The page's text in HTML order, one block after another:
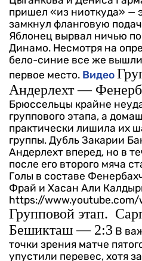
пришел «из ниоткуда» —
замкнул фланговую
Яблонец вырвал ничью
Динамо. Несмотря на
бело-синие все же вышли
первое место. Видео
Андерлехт —
Брюссельцы крайне
группового этапа, а
практически лишила их
группы. Дубль Закарии
Андерлехт вперед, но в
после его второго мяча
Голы в составе
Фрай и Хасан Али
https://www.youtube.com/
Групповой этап.
Бешикташ — 2:3 В
точки зрения матче
упустили перевес, хотя